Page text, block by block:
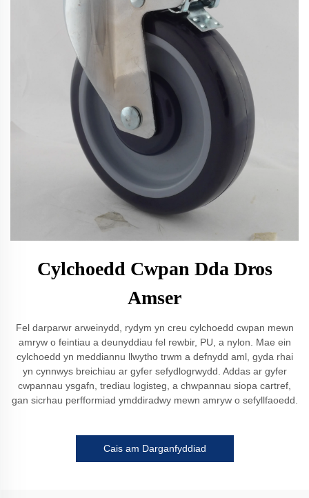
Cylchoedd Cwpan Dda Dros
Amser
Fel darparwr arweinydd, rydym yn creu cylchoedd cwpan mewn
amryw o feintiau a deunyddiau fel rewbir, PU, a nylon. Mae ein
cylchoedd yn meddiannu llwytho trwm a defnydd aml, gyda rhai
yn cynnwys breichiau ar gyfer sefydlogrwydd. Addas ar gyfer
cwpannau ysgafn, trediau logisteg, a chwpannau siopa cartref,
gan sicrhau perfformiad ymddiradwy mewn amryw o sefyllfaoedd.
Cais am Darganfyddiad